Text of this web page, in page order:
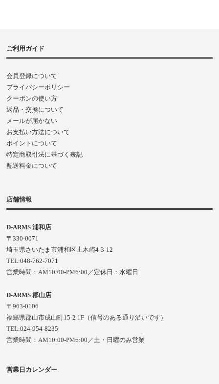
ご利用ガイド
会員登録について
プライバシーポリシー
クーポンの使い方
返品・交換について
メールが届かない
お支払い方法について
ポイントについて
特定商取引法に基づく表記
配送料金について
店舗情報
D-ARMS 浦和店
〒330-0071
埼玉県さいたま市浦和区上木崎4-3-12
TEL:048-762-7071
営業時間：AM10:00-PM6:00／定休日：水曜日
D-ARMS 郡山店
〒963-0106
福島県郡山市成山町15-2 1F（信号のある通り沿いです）
TEL:024-954-8235
営業時間：AM10:00-PM6:00／土・日曜のみ営業
営業日カレンダー